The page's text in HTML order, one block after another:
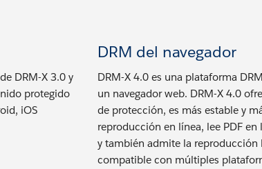
DRM-X 3.0 y
protegido
iOS
DRM del navegador
DRM-X 4.0 es una plataforma
un navegador web. DRM-X 4.0
de protección, es más estable y
reproducción en línea, lee PDF
y también admite la reproducción
compatible con múltiples